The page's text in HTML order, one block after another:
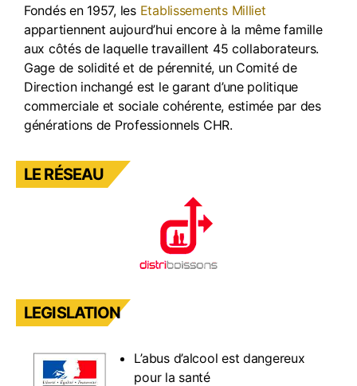
Fondés en 1957, les Etablissements Milliet
appartiennent aujourd’hui encore à la même famille
aux côtés de laquelle travaillent 45 collaborateurs.
Gage de solidité et de pérennité, un Comité de
Direction inchangé est le garant d’une politique
commerciale et sociale cohérente, estimée par des
générations de Professionnels CHR.
LE RÉSEAU
LEGISLATION
L’abus d’alcool est dangereux
pour la santé